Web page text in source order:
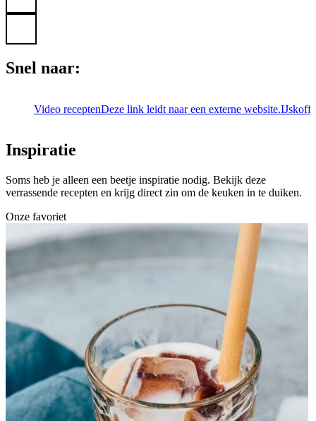
Snel naar:
Video receptenDeze link leidt naar een externe website.
Inspiratie
Soms heb je alleen een beetje inspiratie nodig. Bekijk deze
verrassende recepten en krijg direct zin om de keuken in te duiken.
Onze favoriet